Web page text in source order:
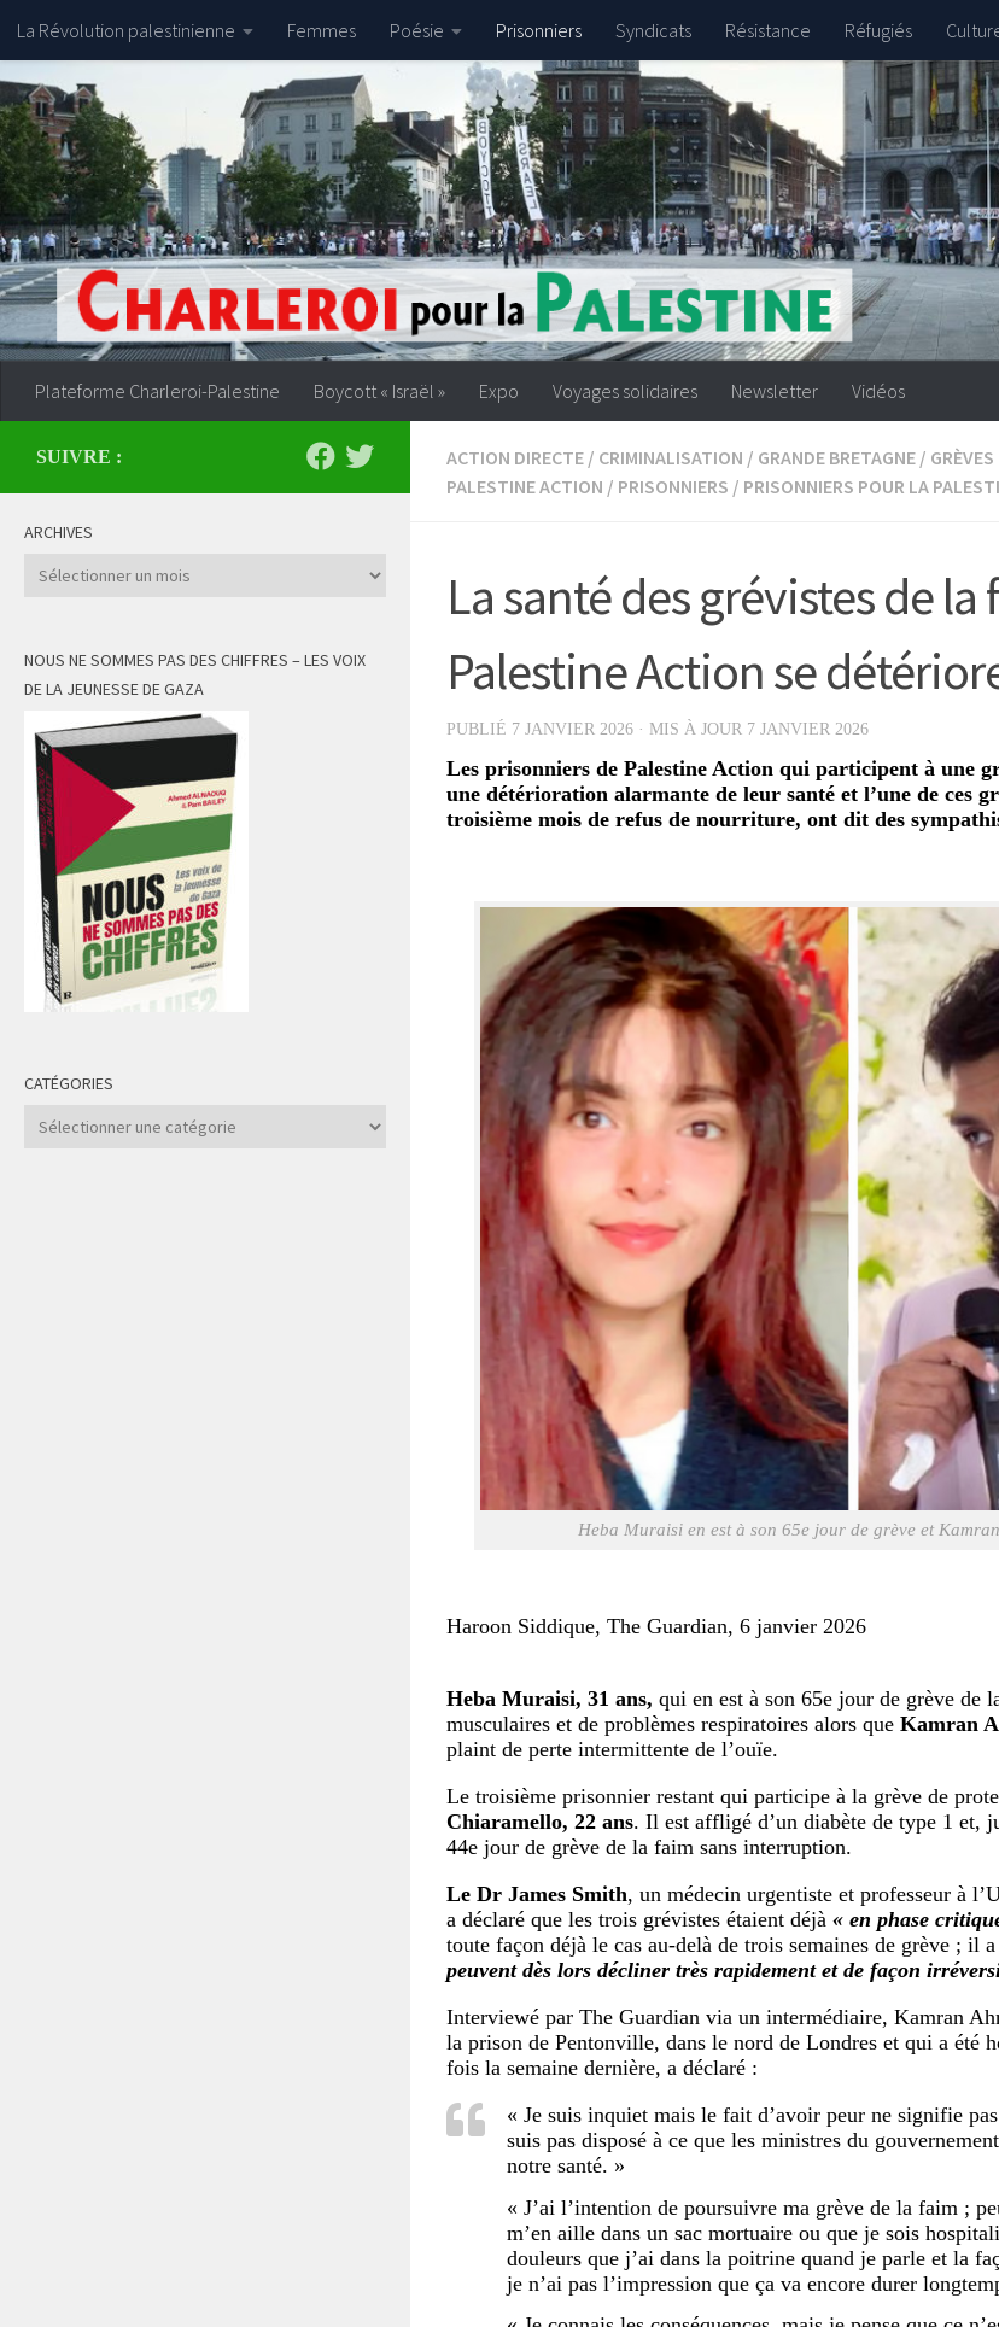
Skip to content
La Révolution palestinienne Femmes Poésie Prisonniers Syndicats Résistance Réfugiés
Plateforme Charleroi-Palestine Boycott « Israël » Expo Voyages solidaires Newsletter Vidéos
ACTION DIRECTE / CRIMINALISATION / GRANDE BRETAGNE /
PALESTINE ACTION / PRISONNIERS / PRISONNIERS POUR LA
La santé des grévistes de la
Palestine Action se
PUBLIÉ 7 JANVIER 2026 · MIS À JOUR 7 JANVIER 2026
Les prisonniers de Palestine Action qui participent à une
une détérioration alarmante de leur santé et l’une de ces
troisième mois de refus de nourriture, ont dit des
Heba Muraisi en est à son 65e jour de grève et
Haroon Siddique, The Guardian, 6 janvier 2026
Heba Muraisi, 31 ans, qui en est à son 65e jour de grève de
musculaires et de problèmes respiratoires alors que Kamran
plaint de perte intermittente de l’ouïe.
Le troisième prisonnier restant qui participe à la grève de
Chiaramello, 22 ans. Il est affligé d’un diabète de type 1 et,
44e jour de grève de la faim sans interruption.
Le Dr James Smith, un médecin urgentiste et professeur à
a déclaré que les trois grévistes étaient déjà « en phase
toute façon déjà le cas au-delà de trois semaines de grève ; il
peuvent dès lors décliner très rapidement et de façon
Interviewé par The Guardian via un intermédiaire, Kamran
la prison de Pentonville, dans le nord de Londres et qui a été
fois la semaine dernière, a déclaré :
« Je suis inquiet mais le fait d’avoir peur ne signifie
suis pas disposé à ce que les ministres du
notre santé. »
« J’ai l’intention de poursuivre ma grève de la faim ;
m’en aille dans un sac mortuaire ou que je sois
douleurs que j’ai dans la poitrine quand je parle et la
je n’ai pas l’impression que ça va encore durer
SUIVRE :
ARCHIVES
Archives
NOUS NE SOMMES PAS DES CHIFFRES – LES VOIX
DE LA JEUNESSE DE GAZA
CATÉGORIES
Catégories